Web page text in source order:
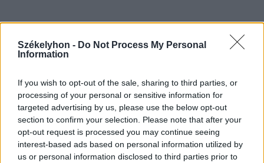
Székelyhon - Do Not Process My Personal
Information
If you wish to opt-out of the sale, sharing to third parties, or
processing of your personal or sensitive information for
targeted advertising by us, please use the below opt-out
section to confirm your selection. Please note that after your
opt-out request is processed you may continue seeing
interest-based ads based on personal information utilized by
us or personal information disclosed to third parties prior to
Hasznos
Impresszum